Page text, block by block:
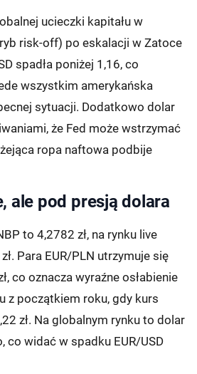
ucieczki kapitału w
risk-off) po eskalacji w Zatoce
spadła poniżej 1,16, co
wszystkim amerykańska
sytuacji. Dodatkowo dolar
że Fed może wstrzymać
ropa naftowa podbije
ale pod presją dolara
to 4,2782 zł, na rynku live
Para EUR/PLN utrzymuje się
co oznacza wyraźne osłabienie
z początkiem roku, gdy kurs
zł. Na globalnym rynku to dolar
co widać w spadku EUR/USD